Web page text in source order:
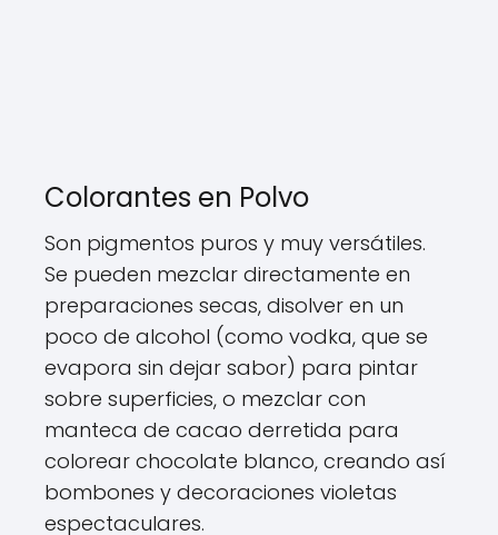
Colorantes en Polvo
Son pigmentos puros y muy versátiles.
Se pueden mezclar directamente en
preparaciones secas, disolver en un
poco de alcohol (como vodka, que se
evapora sin dejar sabor) para pintar
sobre superficies, o mezclar con
manteca de cacao derretida para
colorear chocolate blanco, creando así
bombones y decoraciones violetas
espectaculares.